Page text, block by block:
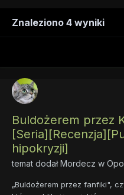
Znaleziono 4 wyniki
Buldożerem przez
hipokryzji]
temat dodałMordecz w
„Buldożerem przez fanfiki",